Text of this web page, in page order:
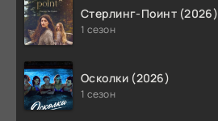
Стерлинг-Поинт (2026)
1 сезон
Осколки (2026)
1 сезон